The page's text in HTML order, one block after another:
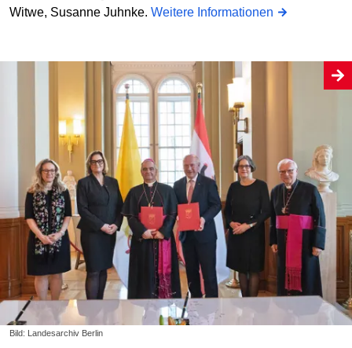
Witwe, Susanne Juhnke. Weitere Informationen
Bild: Landesarchiv Berlin